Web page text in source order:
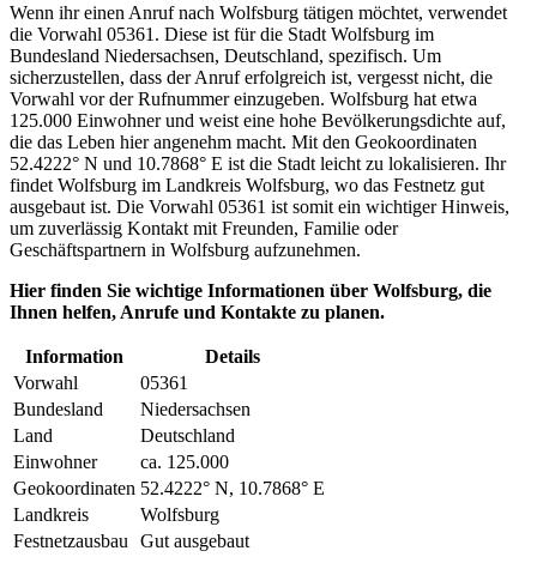
Wenn ihr einen Anruf nach Wolfsburg tätigen möchtet, verwendet
die Vorwahl 05361. Diese ist für die Stadt Wolfsburg im
Bundesland Niedersachsen, Deutschland, spezifisch. Um
sicherzustellen, dass der Anruf erfolgreich ist, vergesst nicht, die
Vorwahl vor der Rufnummer einzugeben. Wolfsburg hat etwa
125.000 Einwohner und weist eine hohe Bevölkerungsdichte auf,
die das Leben hier angenehm macht. Mit den Geokoordinaten
52.4222° N und 10.7868° E ist die Stadt leicht zu lokalisieren. Ihr
findet Wolfsburg im Landkreis Wolfsburg, wo das Festnetz gut
ausgebaut ist. Die Vorwahl 05361 ist somit ein wichtiger Hinweis,
um zuverlässig Kontakt mit Freunden, Familie oder
Geschäftspartnern in Wolfsburg aufzunehmen.
Hier finden Sie wichtige Informationen über Wolfsburg, die
Ihnen helfen, Anrufe und Kontakte zu planen.
Information
Details
Vorwahl
05361
Bundesland
Niedersachsen
Land
Deutschland
Einwohner
ca. 125.000
Geokoordinaten 52.4222° N, 10.7868° E
Landkreis
Wolfsburg
Festnetzausbau
Gut ausgebaut